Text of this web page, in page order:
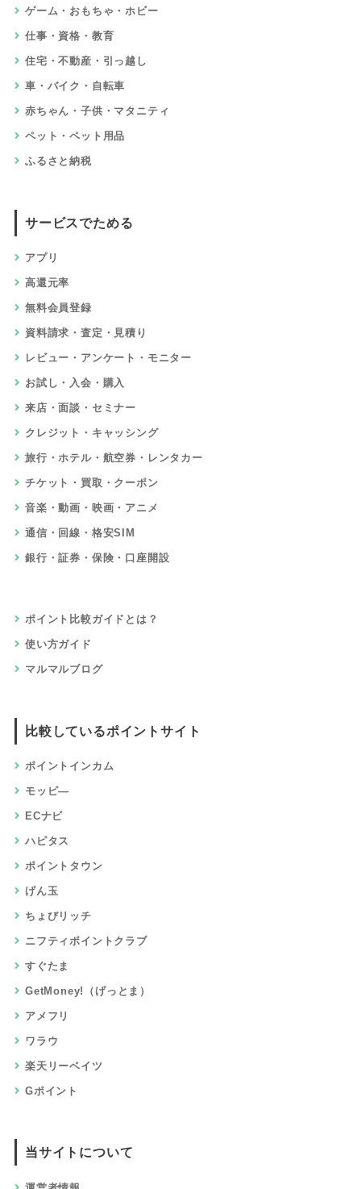
ゲーム・おもちゃ・ホビー
仕事・資格・教育
住宅・不動産・引っ越し
車・バイク・自転車
赤ちゃん・子供・マタニティ
ペット・ペット用品
ふるさと納税
サービスでためる
アプリ
高還元率
無料会員登録
資料請求・査定・見積り
レビュー・アンケート・モニター
お試し・入会・購入
来店・面談・セミナー
クレジット・キャッシング
旅行・ホテル・航空券・レンタカー
チケット・買取・クーポン
音楽・動画・映画・アニメ
通信・回線・格安SIM
銀行・証券・保険・口座開設
ポイント比較ガイドとは？
使い方ガイド
マルマルブログ
比較しているポイントサイト
ポイントインカム
モッピ―
ECナビ
ハピタス
ポイントタウン
げん玉
ちょびリッチ
ニフティポイントクラブ
すぐたま
GetMoney!（げっとま）
アメフリ
ワラウ
楽天リーベイツ
Gポイント
当サイトについて